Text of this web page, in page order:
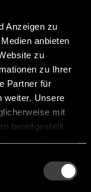
Anzeigen zu
anbieten
zu
zu Ihrer
Partner für
weiter. Unsere
mit
bereitgestellt